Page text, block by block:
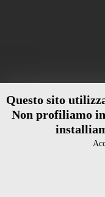
Questo sito
Non profiliamo